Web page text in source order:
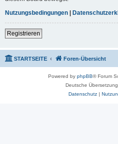
Nutzungsbedingungen |
Registrieren
STARTSEITE Foren-Übersicht
Powered by phpBB® Forum
Deutsche
Datenschutz|